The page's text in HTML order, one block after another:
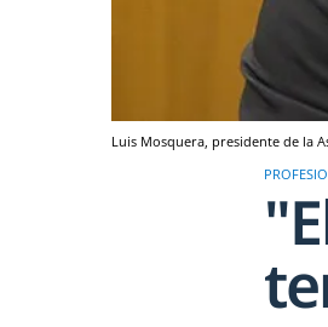
Luis Mosquera, presidente de la